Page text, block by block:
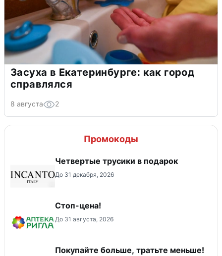
Засуха в Екатеринбурге: как город
справлялся
8 августа 2
Промокоды
Четвертые трусики в подарок
До 31 декабря, 2026
Стоп-цена!
До 31 августа, 2026
Покупайте больше, тратьте меньше!